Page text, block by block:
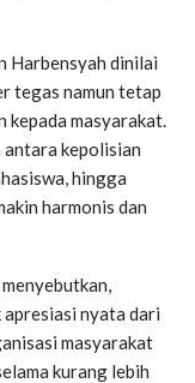
Harbensyah dinilai
tegas namun tetap
kepada masyarakat.
antara kepolisian
hingga
harmonis dan
nyata dari
masyarakat
kurang lebih